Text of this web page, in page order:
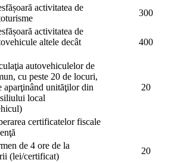
activitatea de
300
activitatea de
altele decât
400
autovehiculelor de
cu peste 20 de locuri,
aparţinând unităţilor din
local
20
certificatelor fiscale
de 4 ore de la
(lei/certificat)
20